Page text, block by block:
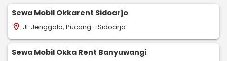
Sewa Mobil Okkarent Sidoarjo
location_on Jl. Jenggolo, Pucang - Sidoarjo
Sewa Mobil Okka Rent Banyuwangi